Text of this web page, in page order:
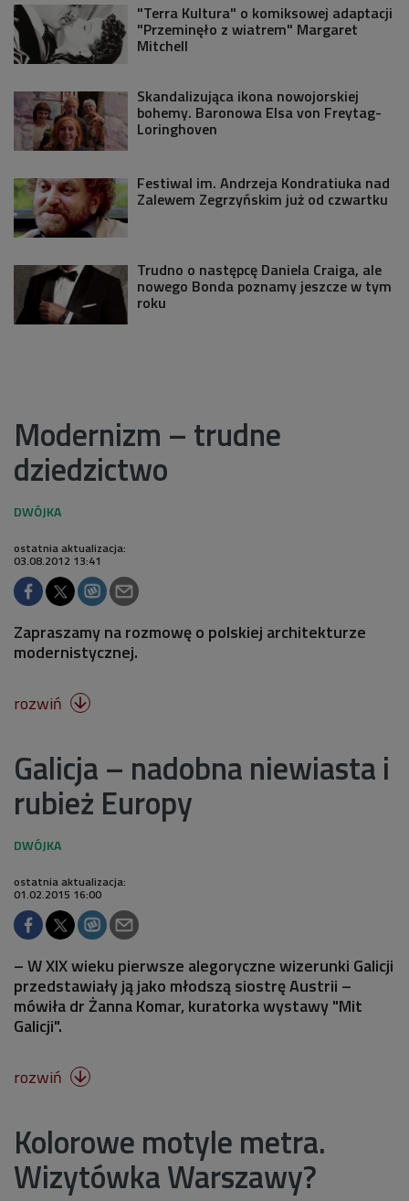
"Terra Kultura" o komiksowej adaptacji
"Przeminęło z wiatrem" Margaret
Mitchell
Skandalizująca ikona nowojorskiej
bohemy. Baronowa Elsa von Freytag-
Loringhoven
Festiwal im. Andrzeja Kondratiuka nad
Zalewem Zegrzyńskim już od czwartku
Trudno o następcę Daniela Craiga, ale
nowego Bonda poznamy jeszcze w tym
roku
Modernizm – trudne
dziedzictwo
ostatnia aktualizacja:
03.08.2012 13:41
Zapraszamy na rozmowę o polskiej architekturze
modernistycznej.
rozwiń 
Galicja – nadobna niewiasta i
rubież Europy
ostatnia aktualizacja:
01.02.2015 16:00
– W XIX wieku pierwsze alegoryczne wizerunki Galicji
przedstawiały ją jako młodszą siostrę Austrii –
mówiła dr Żanna Komar, kuratorka wystawy "Mit
Galicji".
rozwiń 
Kolorowe motyle metra.
Wizytówka Warszawy?